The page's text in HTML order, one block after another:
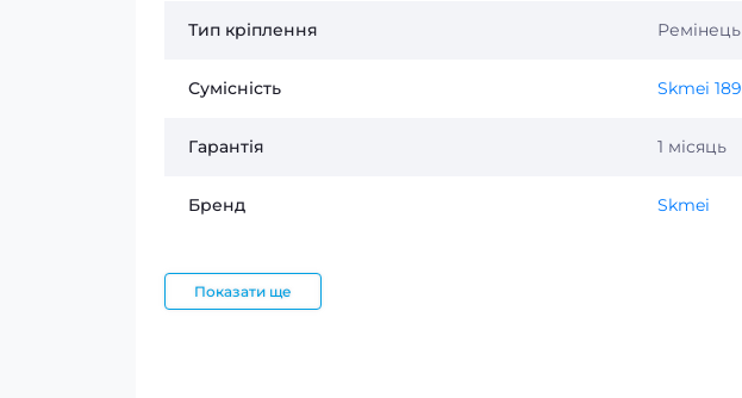
Тип кріплення Ремінець
Сумісність Skmei
Гарантія 1 місяць
Бренд Skmei
Показати ще